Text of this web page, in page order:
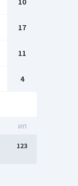
17
11
4
ип
123